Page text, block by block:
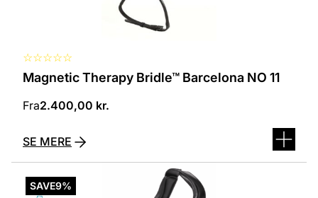
☆☆☆☆☆
Magnetic Therapy Bridle™ Barcelona NO 11
Fra2.400,00 kr.
SE MERE
SAVE9%
vare
har